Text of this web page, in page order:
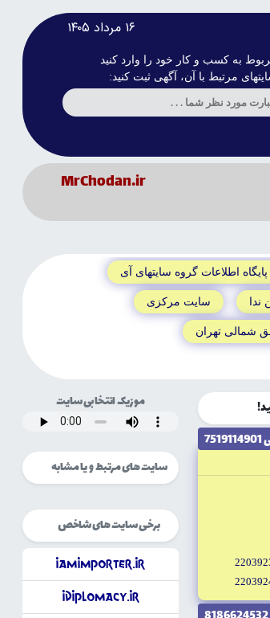
۱۶ مرداد ۱۴۰۵
به کسب و کار خود را وارد کنید
مرتبط با آن، آگهی ثبت کنید:
MrChodan.ir
اطلاعات گروه سايتهاى آى
سايت مرکزى
شمالى تهران
موزیک انتخابی سایت
سایت های مرتبط و یا مشابه
برخی سایت های شاخص
iAmImporter.ir
iDiplomacy.ir